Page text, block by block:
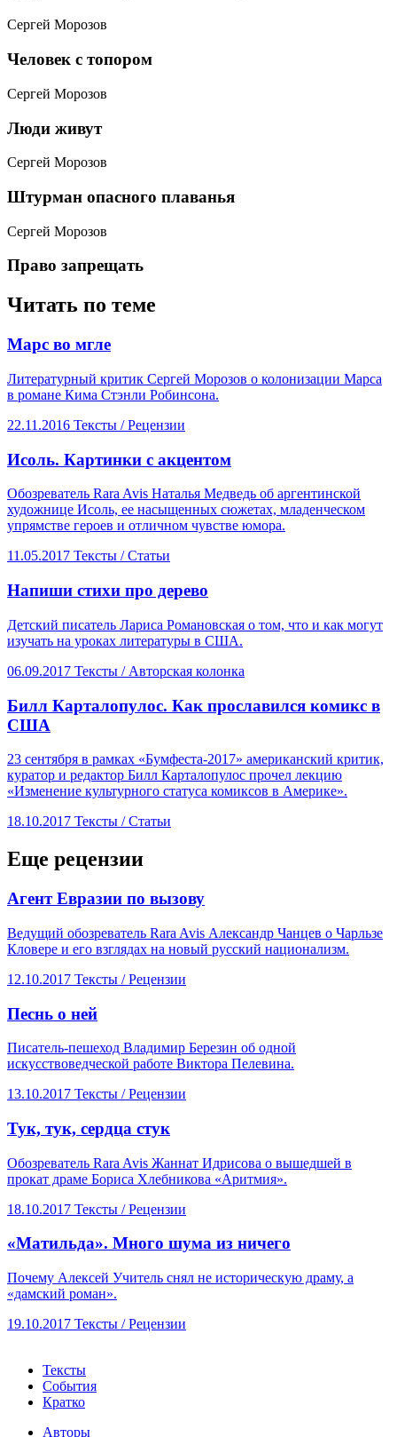
Сергей Морозов
​Человек с топором
Сергей Морозов
Люди живут
Сергей Морозов
Штурман опасного плаванья
Сергей Морозов
​Право запрещать
Читать по теме
​Марс во мгле
Литературный критик Сергей Морозов о колонизации Марса
в романе Кима Стэнли Робинсона.
22.11.2016 Тексты /Рецензии
​Исоль. Картинки с акцентом
Обозреватель Rara Avis Наталья Медведь об аргентинской
художнице Исоль, ее насыщенных сюжетах, младенческом
упрямстве героев и отличном чувстве юмора.
11.05.2017 Тексты /Статьи
​Напиши стихи про дерево
Детский писатель Лариса Романовская о том, что и как могут
изучать на уроках литературы в США.
06.09.2017 Тексты / Авторская колонка
​Билл Карталопулос. Как прославился комикс в
США
23 сентября в рамках «Бумфеста-2017» американский критик,
куратор и редактор Билл Карталопулос прочел лекцию
«Изменение культурного статуса комиксов в Америке».
18.10.2017 Тексты /Статьи
Еще рецензии
​Агент Евразии по вызову
Ведущий обозреватель Rara Avis Александр Чанцев о Чарльзе
Кловере и его взглядах на новый русский национализм.
12.10.2017 Тексты /Рецензии
​Песнь о ней
Писатель-пешеход Владимир Березин об одной
искусствоведческой работе Виктора Пелевина.
13.10.2017 Тексты /Рецензии
​Тук, тук, сердца стук
Обозреватель Rara Avis Жаннат Идрисова о вышедшей в
прокат драме Бориса Хлебникова «Аритмия».
18.10.2017 Тексты /Рецензии
​«Матильда». Много шума из ничего
Почему Алексей Учитель снял не историческую драму, а
«дамский роман».
19.10.2017 Тексты /Рецензии
Тексты
События
Кратко
Авторы